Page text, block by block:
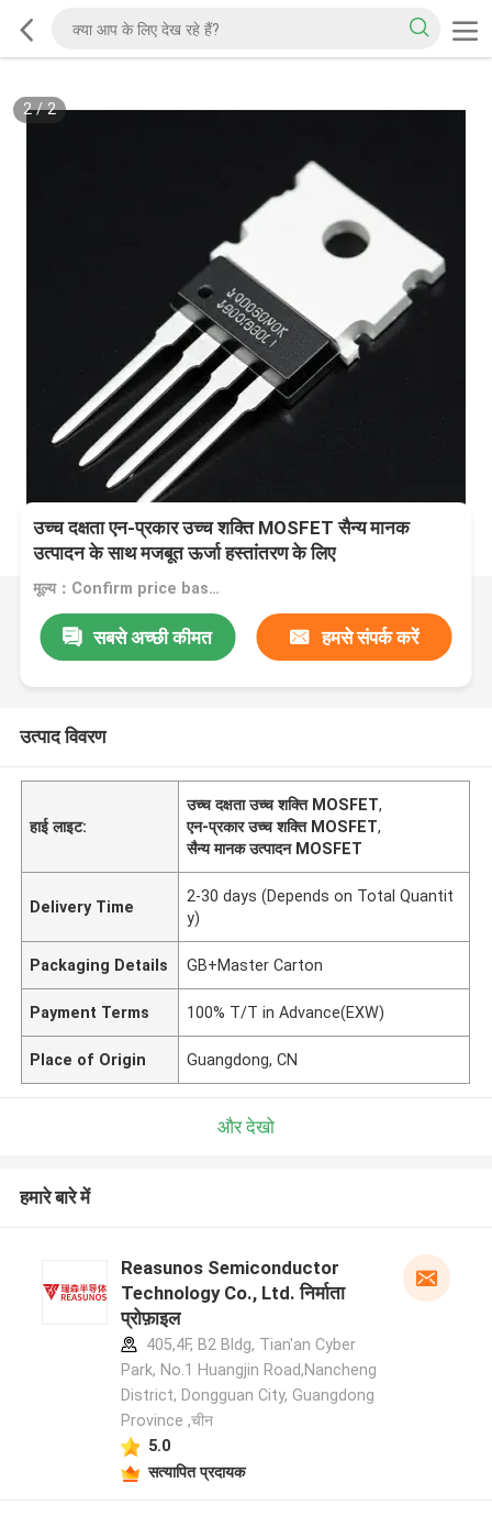
2/2
उच्च दक्षता एन-प्रकार उच्च शक्ति MOSFET सैन्य मानक
उत्पादन के साथ मजबूत ऊर्जा हस्तांतरण के लिए
मूल्य：Confirm price based on product
सबसे अच्छी कीमत हमसे संपर्क करें
उत्पाद विवरण
हाई लाइट:
उच्च दक्षता उच्च शक्ति MOSFET,
एन-प्रकार उच्च शक्ति MOSFET,
सैन्य मानक उत्पादन MOSFET
Delivery Time
2-30 days (Depends on Total Quantit
y)
Packaging Details GB+Master Carton
Payment Terms 100% T/T in Advance(EXW)
Place of Origin Guangdong, CN
और देखो
हमारे बारे में
Reasunos Semiconductor
Technology Co., Ltd. निर्माता
प्रोफ़ाइल
405,4F, B2 Bldg, Tian'an Cyber
Park, No.1 Huangjin Road,Nancheng
District, Dongguan City, Guangdong
Province ,चीन
5.0
सत्यापित प्रदायक